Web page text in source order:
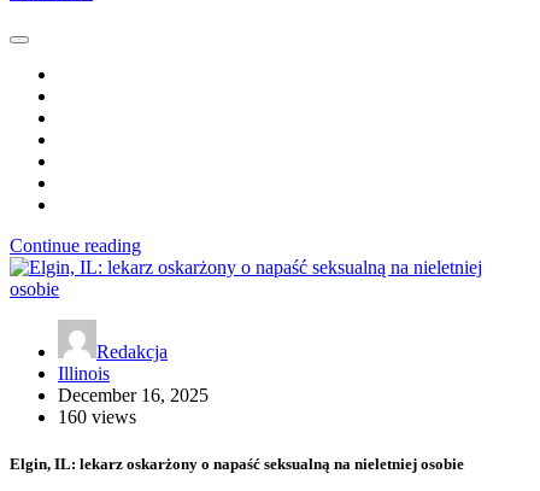
Continue reading
Redakcja
Illinois
December 16, 2025
160 views
Elgin, IL: lekarz oskarżony o napaść seksualną na nieletniej osobie